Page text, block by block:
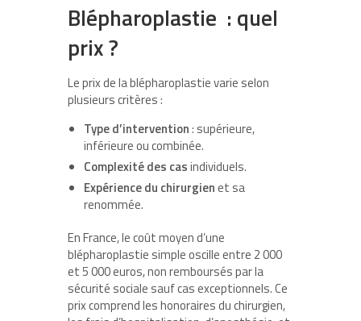
Blépharoplastie : quel
prix ?
Le prix de la blépharoplastie varie selon
plusieurs critères :
Type d’intervention: supérieure,
inférieure ou combinée.
Complexité des casindividuels.
Expérience du chirurgienet sa
renommée.
En France, le coût moyen d’une
blépharoplastie simple oscille entre 2 000
et 5 000 euros, non remboursés par la
sécurité sociale sauf cas exceptionnels. Ce
prix comprend les honoraires du chirurgien,